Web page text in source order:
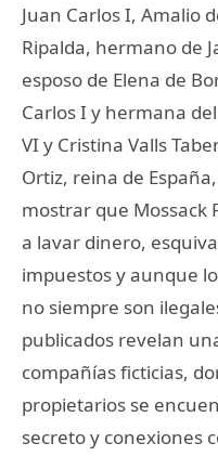
Juan Carlos I, Amalio
Ripalda, hermano de
esposo de Elena de
Carlos I y hermana
VI y Cristina Valls
Ortiz, reina de
mostrar que Mossack
a lavar dinero,
impuestos y aunque
no siempre son
publicados revelan
compañías ficticias,
propietarios se
secreto y conexiones